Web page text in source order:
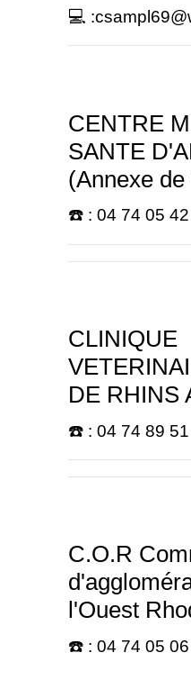
💻
CENTRE
SANTE
(Annexe
☎️ : 04 74 05
CLINIQUE
DE RHINS
☎️ : 04 74 89
C.O.R
l'Ouest
☎️ : 04 74 05